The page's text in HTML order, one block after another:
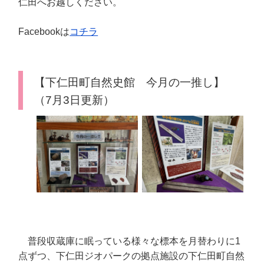
仁田へお越しください。
Facebookはコチラ
【下仁田町自然史館 今月の一推し】
（7月3日更新）
普段収蔵庫に眠っている様々な標本を月替わりに1
点ずつ、下仁田ジオパークの拠点施設の下仁田町自然